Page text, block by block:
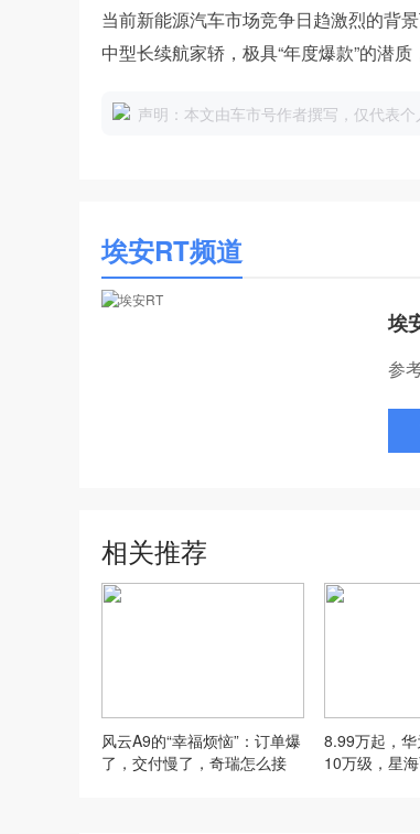
当前新能源汽车市场竞争日趋激烈的背
中型长续航家轿，极具“年度爆款”的潜质
声明：本文由车市号作者撰写，仅代表
埃安RT频道
埃
参
相关推荐
风云A9的“幸福烦恼”：订单爆
了，交付慢了，奇瑞怎么接
8.99万起，
10万级，星